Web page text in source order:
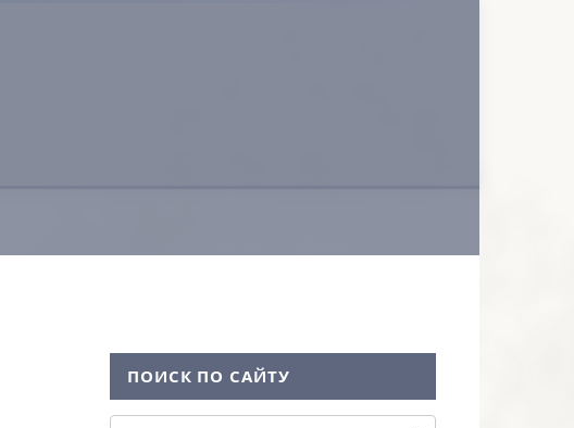
ПОИСК ПО САЙТУ